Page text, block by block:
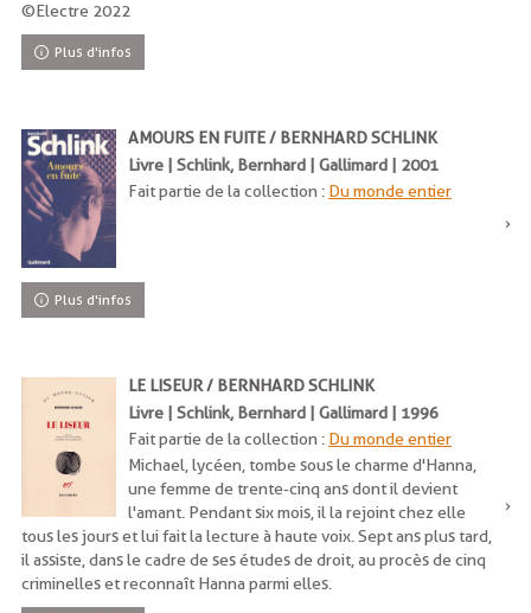
©Electre 2022
Plus d'infos
AMOURS EN FUITE / BERNHARD SCHLINK
Livre | Schlink, Bernhard | Gallimard | 2001
Fait partie de la collection : Du monde entier
Plus d'infos
LE LISEUR / BERNHARD SCHLINK
Livre | Schlink, Bernhard | Gallimard | 1996
Fait partie de la collection : Du monde entier
Michael, lycéen, tombe sous le charme d'Hanna,
une femme de trente-cinq ans dont il devient
l'amant. Pendant six mois, il la rejoint chez elle
tous les jours et lui fait la lecture à haute voix. Sept ans plus tard,
il assiste, dans le cadre de ses études de droit, au procès de cinq
criminelles et reconnaît Hanna parmi elles.